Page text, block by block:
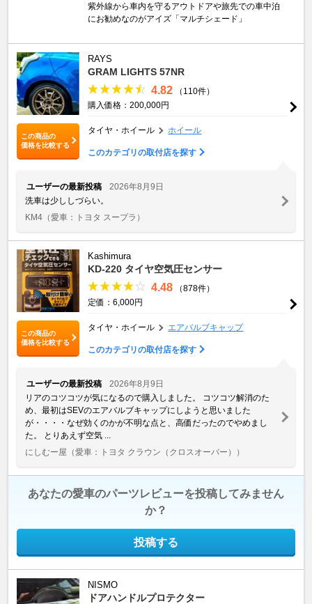
紫外線から車内を守るアウトドアや旅先での車中泊
にお勧めなのがアイズ「マルチシェード」
この商品の
価格を比較する
RAYS
GRAM LIGHTS 57NR
4.82
（110件）
購入価格：200,000円
タイヤ・ホイール ホイール
このカテゴリの取付店を探す
ユーザーの最新投稿
2026年8月9日
洗車は少ししづらい。
KM4 （愛車：トヨタ スープラ）
この商品の
価格を比較する
Kashimura
KD-220 タイヤ空気圧センサー
4.48
（878件）
定価：6,000円
タイヤ・ホイール エアバルブキャップ
このカテゴリの取付店を探す
ユーザーの最新投稿
2026年8月9日
リアのコツコツが気になるので購入しました。 コツコツ解消のた
め、最初はSEVのエアバルブキャップにしようと思いました
が・・・・なぜ効くのかが不明な点と、高価だったのでやめまし
た。 とりあえず空気 ...
にしむー屋 （愛車：トヨタ クラウン（クロスオーバー））
あなたの愛車のパーツレビューを投稿してみません
か？
投稿する
NISMO
ドアハンドルプロテクター